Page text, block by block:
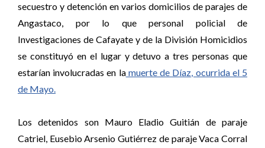
secuestro y detención en varios domicilios de parajes de
Angastaco, por lo que personal policial de
Investigaciones de Cafayate y de la División Homicidios
se constituyó en el lugar y detuvo a tres personas que
estarían involucradas en lamuerte de Díaz, ocurrida el 5
de Mayo.
Los detenidos son Mauro Eladio Guitián de paraje
Catriel, Eusebio Arsenio Gutiérrez de paraje Vaca Corral